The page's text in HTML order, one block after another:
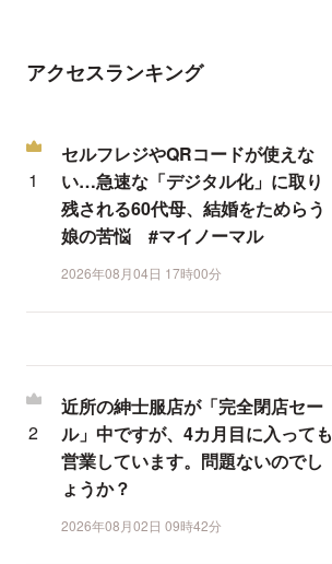
アクセスランキング
セルフレジやQRコードが使えな
い…急速な「デジタル化」に取り
残される60代母、結婚をためらう
娘の苦悩 #マイノーマル
2026年08月04日 17時00分
近所の紳士服店が「完全閉店セー
ル」中ですが、4カ月目に入っても
営業しています。問題ないのでし
ょうか？
2026年08月02日 09時42分